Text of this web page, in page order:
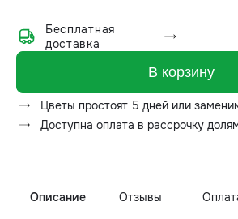
Бесплатная
доставка
В корзину
Цветы простоят 5 дней или
Доступна оплата в рассрочку
Описание Отзывы